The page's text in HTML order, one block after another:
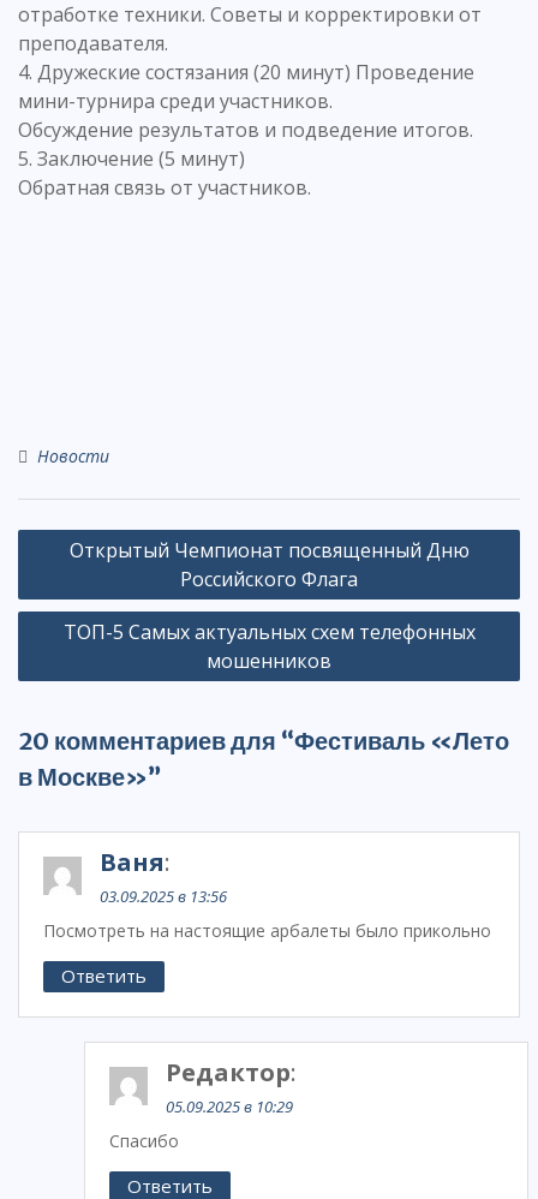
отработке техники. Советы и корректировки от
преподавателя.
4. Дружеские состязания (20 минут) Проведение
мини-турнира среди участников.
Обсуждение результатов и подведение итогов.
5. Заключение (5 минут)
Обратная связь от участников.
Новости
Навигация
записям
Открытый Чемпионат посвященный Дню
Российского Флага
ТОП-5 Самых актуальных схем телефонных
мошенников
20 комментариев для “Фестиваль «Лето
в Москве»”
Ваня:
03.09.2025 в 13:56
Посмотреть на настоящие арбалеты было прикольно
Ответить
Редактор:
05.09.2025 в 10:29
Спасибо
Ответить